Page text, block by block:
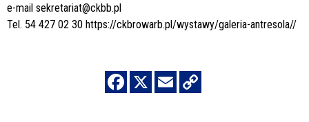
e-mail sekretariat@ckbb.pl
Tel. 54 427 02 30 https://ckbrowarb.pl/wystawy/galeria-antresola//